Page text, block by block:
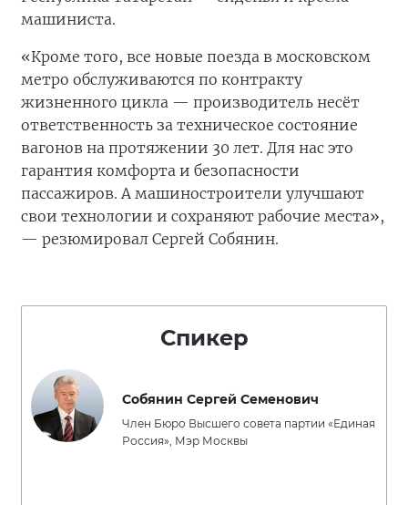
машиниста.
«Кроме того, все новые поезда в московском
метро обслуживаются по контракту
жизненного цикла — производитель несёт
ответственность за техническое состояние
вагонов на протяжении 30 лет. Для нас это
гарантия комфорта и безопасности
пассажиров. А машиностроители улучшают
свои технологии и сохраняют рабочие места»,
— резюмировал Сергей Собянин.
Спикер
Собянин Сергей Семенович
Член Бюро Высшего совета партии «Единая
Россия», Мэр Москвы